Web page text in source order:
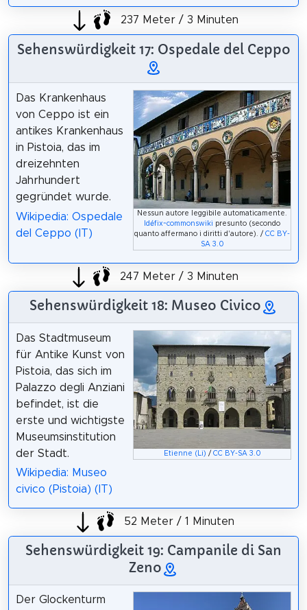
237 Meter / 3 Minuten
Sehenswürdigkeit 17: Ospedale del Ceppo
Nessun autore leggibile automaticamente.
Idéfix~commonswiki presunto (secondo
quanto affermano i diritti d'autore). /CC BY-
SA 3.0
Das Krankenhaus
von Ceppo ist ein
antikes Krankenhaus
in Pistoia, das im
dreizehnten
Jahrhundert
gegründet wurde.
Wikipedia: Ospedale
del Ceppo (IT)
247 Meter / 3 Minuten
Sehenswürdigkeit 18: Museo Civico
Etienne (Li) / CC BY-SA 3.0
Das Stadtmuseum
für Antike Kunst von
Pistoia, das sich im
Palazzo degli Anziani
befindet, ist die
erste und wichtigste
Museumsinstitution
der Stadt.
Wikipedia: Museo
civico (Pistoia) (IT)
52 Meter / 1 Minuten
Sehenswürdigkeit 19: Campanile di San
Zeno
Der Glockenturm